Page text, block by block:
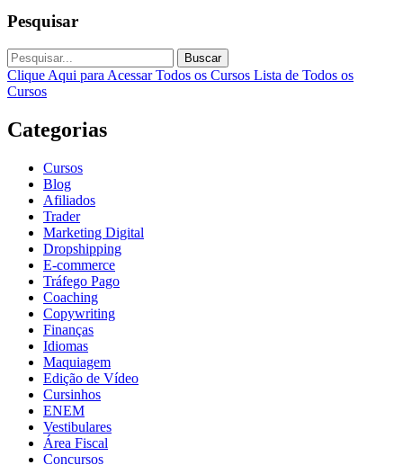
Pesquisar
Buscar
Clique Aqui para Acessar Todos os Cursos Lista de Todos os
Cursos
Categorias
Cursos
Blog
Afiliados
Trader
Marketing Digital
Dropshipping
E-commerce
Tráfego Pago
Coaching
Copywriting
Finanças
Idiomas
Maquiagem
Edição de Vídeo
Cursinhos
ENEM
Vestibulares
Área Fiscal
Concursos